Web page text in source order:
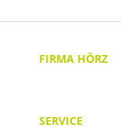
FIRMA HÖRZ
SERVICE